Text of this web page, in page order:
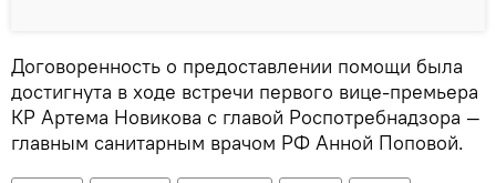
Договоренность о предоставлении помощи была
достигнута в ходе встречи первого вице-премьера
КР Артема Новикова с главой Роспотребнадзора —
главным санитарным врачом РФ Анной Поповой.